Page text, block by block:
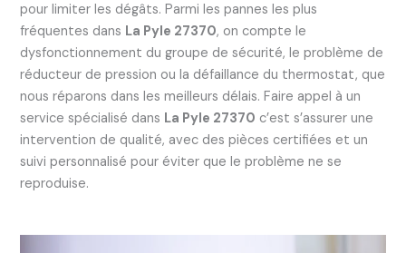
pour limiter les dégâts. Parmi les pannes les plus
fréquentes dans La Pyle 27370, on compte le
dysfonctionnement du groupe de sécurité, le problème de
réducteur de pression ou la défaillance du thermostat, que
nous réparons dans les meilleurs délais. Faire appel à un
service spécialisé dans La Pyle 27370 c’est s’assurer une
intervention de qualité, avec des pièces certifiées et un
suivi personnalisé pour éviter que le problème ne se
reproduise.